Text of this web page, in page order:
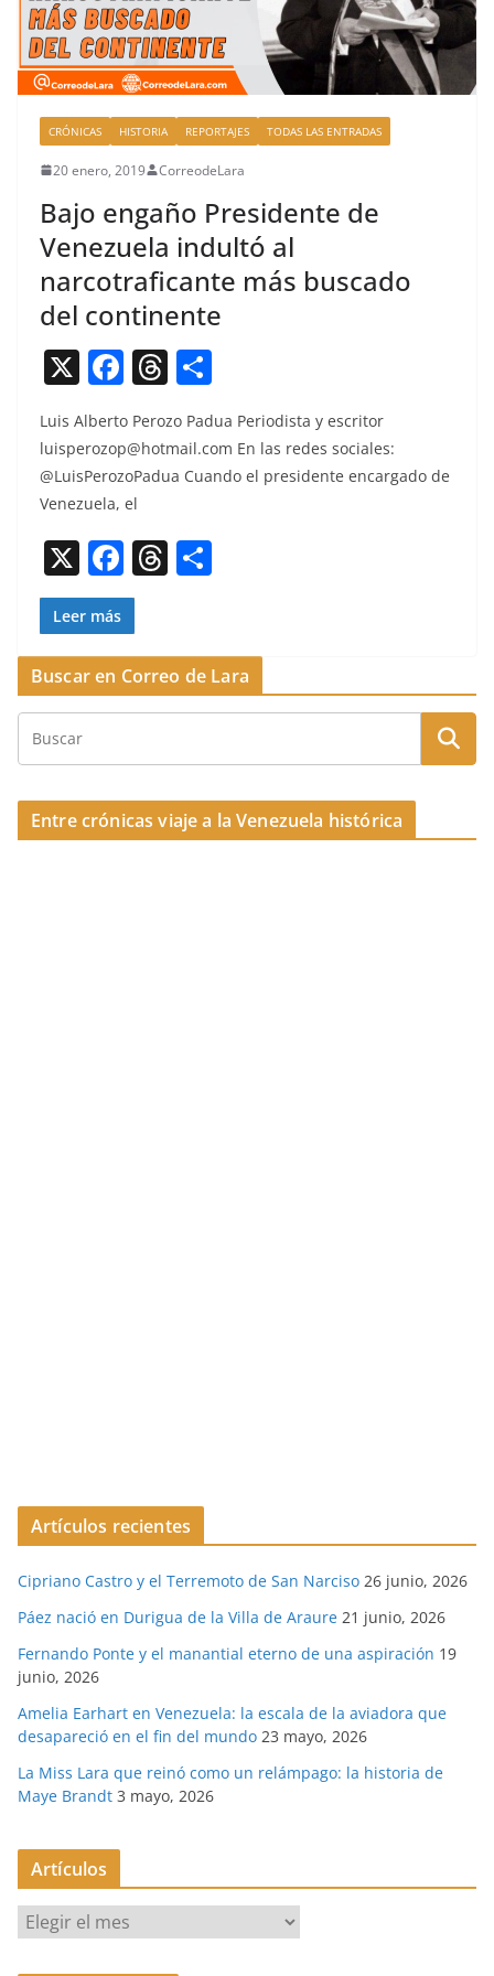
CRÓNICAS HISTORIA REPORTAJES TODAS LAS ENTRADAS
20 enero, 2019 CorreodeLara
Bajo engaño Presidente de
Venezuela indultó al
narcotraficante más buscado
del continente
X F
c
e
b
o
o
k
T
re
a
s
o
m
p
Luis Alber­to Per­o­zo Pad­ua Peri­odista y escritor
luisperozop@hotmail.com En las redes sociales:
@LuisPerozoPadua Cuan­do el pres­i­dente encar­ga­do de
Venezuela, el
X F
a
c
e
b
o
k
T
a
d
p
ar
Leer más
Buscar en Correo de Lara
Entre crónicas viaje a la Venezuela histórica
Artículos recientes
Cipriano Castro y el Terremoto de San Narciso 26 junio, 2026
Páez nació en Durigua de la Villa de Araure 21 junio, 2026
Fernando Ponte y el manantial eterno de una aspiración 19
junio, 2026
Amelia Earhart en Venezuela: la escala de la aviadora que
desapareció en el fin del mundo 23 mayo, 2026
La Miss Lara que reinó como un relámpago: la historia de
Maye Brandt 3 mayo, 2026
Artículos
r